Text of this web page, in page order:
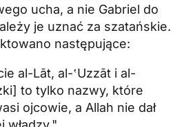
ucha, a nie Gabriel do
je uznać za szatańskie.
następujące:
al-Lāt, al-‛Uzzāt i al-
to tylko nazwy, które
ojcowie, a Allah nie dał